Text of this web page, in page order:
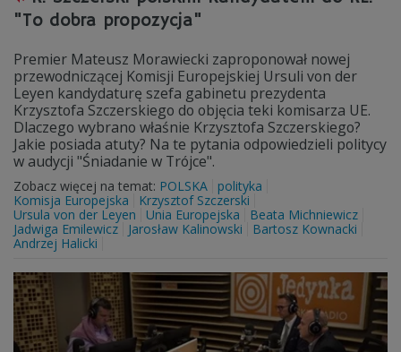
"To dobra propozycja"
Premier Mateusz Morawiecki zaproponował nowej
przewodniczącej Komisji Europejskiej Ursuli von der
Leyen kandydaturę szefa gabinetu prezydenta
Krzysztofa Szczerskiego do objęcia teki komisarza UE.
Dlaczego wybrano właśnie Krzysztofa Szczerskiego?
Jakie posiada atuty? Na te pytania odpowiedzieli politycy
w audycji "Śniadanie w Trójce".
Zobacz więcej na temat: POLSKA
polityka
Komisja Europejska
Krzysztof Szczerski
Ursula von der Leyen
Unia Europejska
Beata Michniewicz
Jadwiga Emilewicz
Jarosław Kalinowski
Bartosz Kownacki
Andrzej Halicki